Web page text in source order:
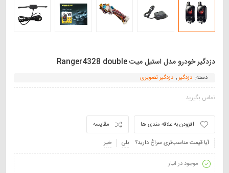
دزدگیر خودرو مدل استیل میت Ranger4328 double
دسته: دزدگیر, دزدگیر تصویری
تماس بگیرید
مقایسه
افزودن به علاقه مندی ها
آیا قیمت مناسب‌تری سراغ دارید؟
بلی خیر
موجود در انبار